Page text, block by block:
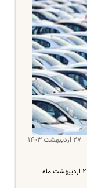
۲۷ اردیبهشت ۱۴۰۳
آخرین قیمت روز محصولات ایران خودرو و سایپا برای امروز ۲۶ اردیبهشت ماه